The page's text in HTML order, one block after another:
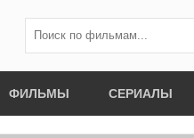
ФИЛЬМЫ СЕРИАЛЫ